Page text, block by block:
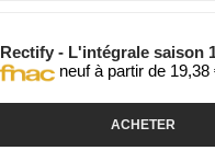
Rectify - L'intégrale saison
neuf à partir de 19,38
ACHETER